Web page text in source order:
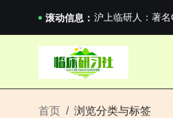
滚动信息： 沪上临研人：著名
新药说：罗氏单
新药说：哈佛大学
国家药监局关于适
沪上临研人：著名
新药说：哈佛大学
首页 浏览分类与标签